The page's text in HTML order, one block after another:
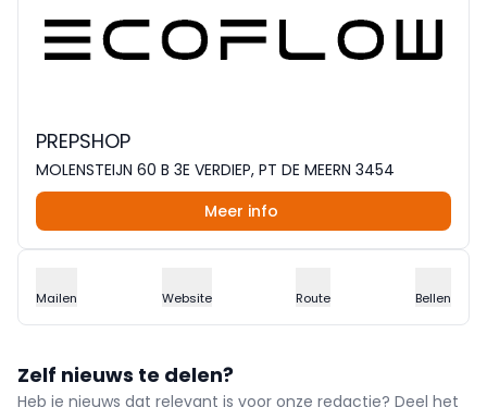
PREPSHOP
MOLENSTEIJN 60 B 3E VERDIEP, PT DE MEERN 3454
Meer info
Mailen Website Route Bellen
Zelf nieuws te delen?
Heb je nieuws dat relevant is voor onze redactie? Deel het